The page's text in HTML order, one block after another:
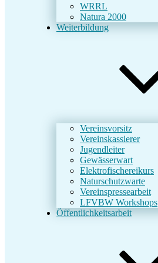
WRRL
Natura 2000
Weiterbildung
Vereinsvorsitz
Vereinskassierer
Jugendleiter
Gewässerwart
Elektrofischereikurs
Naturschutzwarte
Vereinspressearbeit
LFVBW Workshops
Öffentlichkeitsarbeit